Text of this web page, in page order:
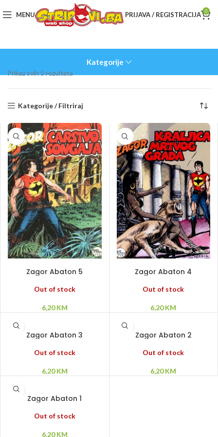
MENU PRIJAVA / REGISTRACIJA 0
Kategorije
Prikaz svih 5 rezultata
Kategorije / Filtriraj
Zagor Abaton 5
Out of stock
6,20KM
Zagor Abaton 4
Out of stock
6,20KM
Zagor Abaton 3
Out of stock
6,20KM
Zagor Abaton 2
Out of stock
6,20KM
Zagor Abaton 1
Out of stock
6,20KM